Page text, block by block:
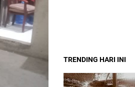
TRENDING HARI INI